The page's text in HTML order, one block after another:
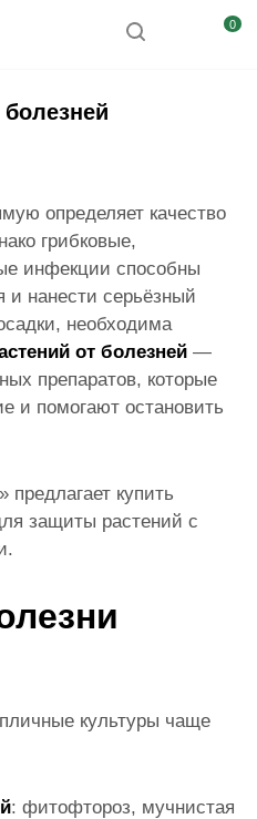
0
определяет качество
грибковые,
инфекции способны
и нанести серьёзный
необходима
от болезней —
препаратов, которые
и помогают остановить
предлагает купить
защиты растений с
культуры чаще
: фитофтороз, мучнистая